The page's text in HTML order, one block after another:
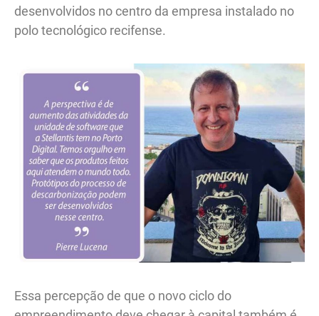
desenvolvidos no centro da empresa instalado no
polo tecnológico recifense.
Essa percepção de que o novo ciclo do